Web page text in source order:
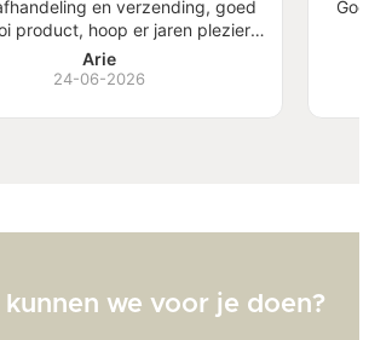
en verzending, goed
product, hoop er jaren plezier
van te hebben.
Arie
24-06-2026
we voor je doen?